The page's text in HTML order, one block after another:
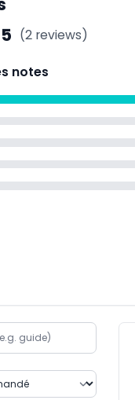
5 (2 reviews)
notes